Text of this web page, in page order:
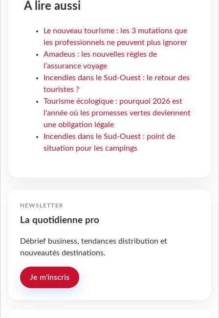
À lire aussi
Le nouveau tourisme : les 3 mutations que
les professionnels ne peuvent plus ignorer
Amadeus : les nouvelles règles de
l’assurance voyage
Incendies dans le Sud-Ouest : le retour des
touristes ?
Tourisme écologique : pourquoi 2026 est
l'année où les promesses vertes deviennent
une obligation légale
Incendies dans le Sud-Ouest : point de
situation pour les campings
NEWSLETTER
La quotidienne pro
Débrief business, tendances distribution et
nouveautés destinations.
Je m'inscris